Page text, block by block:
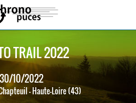
TRAIL 2022
30/10/2022
- Haute-Loire (43)